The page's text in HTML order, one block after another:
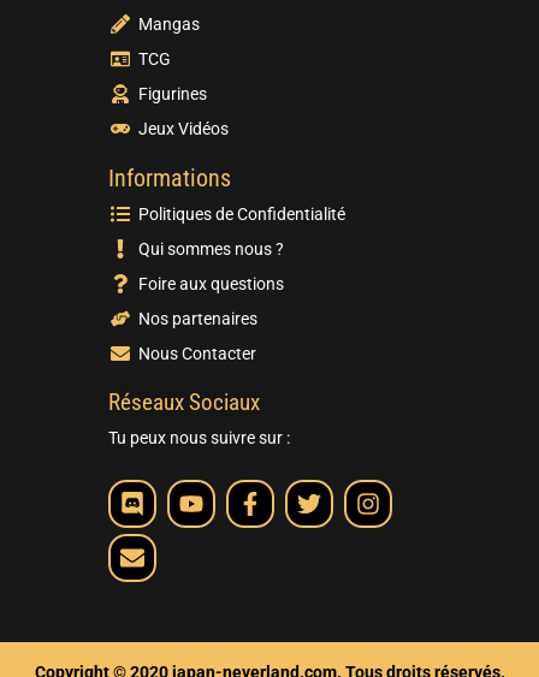
Mangas
TCG
Figurines
Jeux Vidéos
Informations
Politiques de Confidentialité
Qui sommes nous ?
Foire aux questions
Nos partenaires
Nous Contacter
Réseaux Sociaux
Tu peux nous suivre sur :
Copyright © 2020 japan-neverland.com. Tous droits réservés.